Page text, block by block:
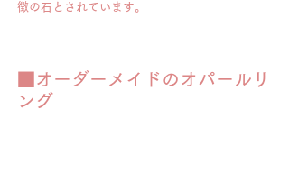
徴の石とされています。
■オーダーメイドのオパールリ
ング